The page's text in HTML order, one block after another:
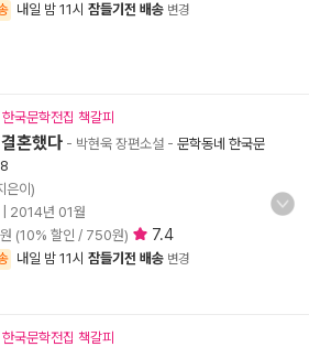
내일 밤 11시 잠들기전 배송 변경
국문학전집 책갈피
혼했다 - 박현욱 장편소설 - 문학동네 한국문
은이)
2014년 01월
원 (10% 할인 / 750원) 7.4
내일 밤 11시 잠들기전 배송 변경
국문학전집 책갈피